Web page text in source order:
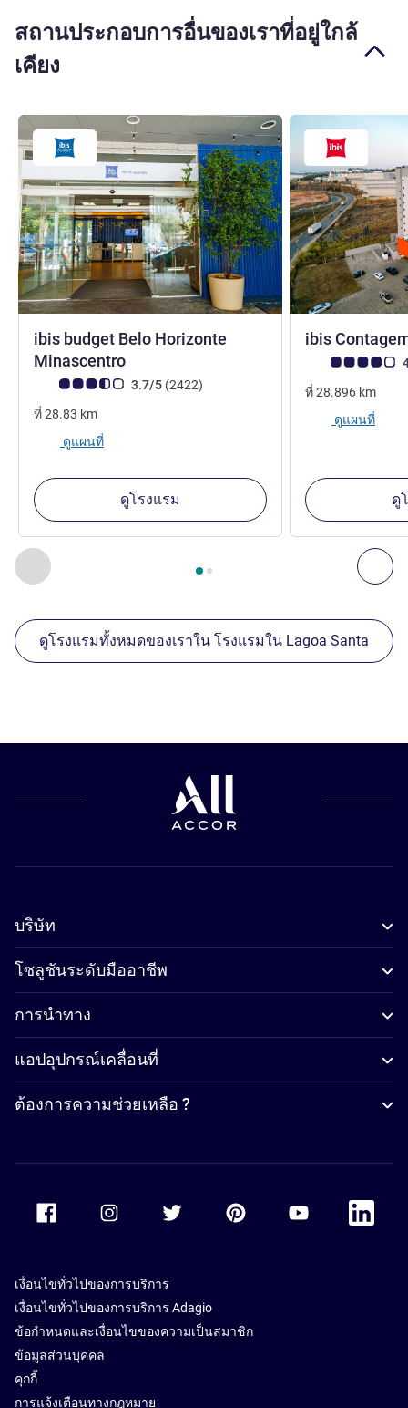
สถานประกอบการอื่นของเราที่อยู่ใกล้
เคียง
ก่อนหน้า - สถานประกอบการอื่นของเราที่อยู่ใกล้เคียง ถั
หน้า1 , สถานประกอบการอื่นของเราที่อยู่ใกล้เคียง 1 :,
ibis budget Belo Horizonte
Minascentro
คะแนนความคิดเห็นจากแขก (เรทติ้งบน ALL)
3.7/5 (2422รีวิว รายการ
)
ที่28.83 km
ดูแผนที่
ดูโรงแรม
ibis
คะแนนความคิดเ
ที่28.896 km
ดูแผนที่
ดู
ดูโรงแรมทั้งหมดของเราใน โรงแรมใน Lagoa Santa
บริษัท
โซลูชันระดับมืออาชีพ
การนำทาง
แอปอุปกรณ์เคลื่อนที่
ต้องการความช่วยเหลือ ?
Accor Youtube
Accor
เงื่อนไขทั่วไปของการบริการ
เงื่อนไขทั่วไปของการบริการ Adagio
ข้อกำหนดและเงื่อนไขของความเป็นสมาชิก
ข้อมูลส่วนบุคคล
คุกกี้
การแจ้งเตือนทางกฎหมาย